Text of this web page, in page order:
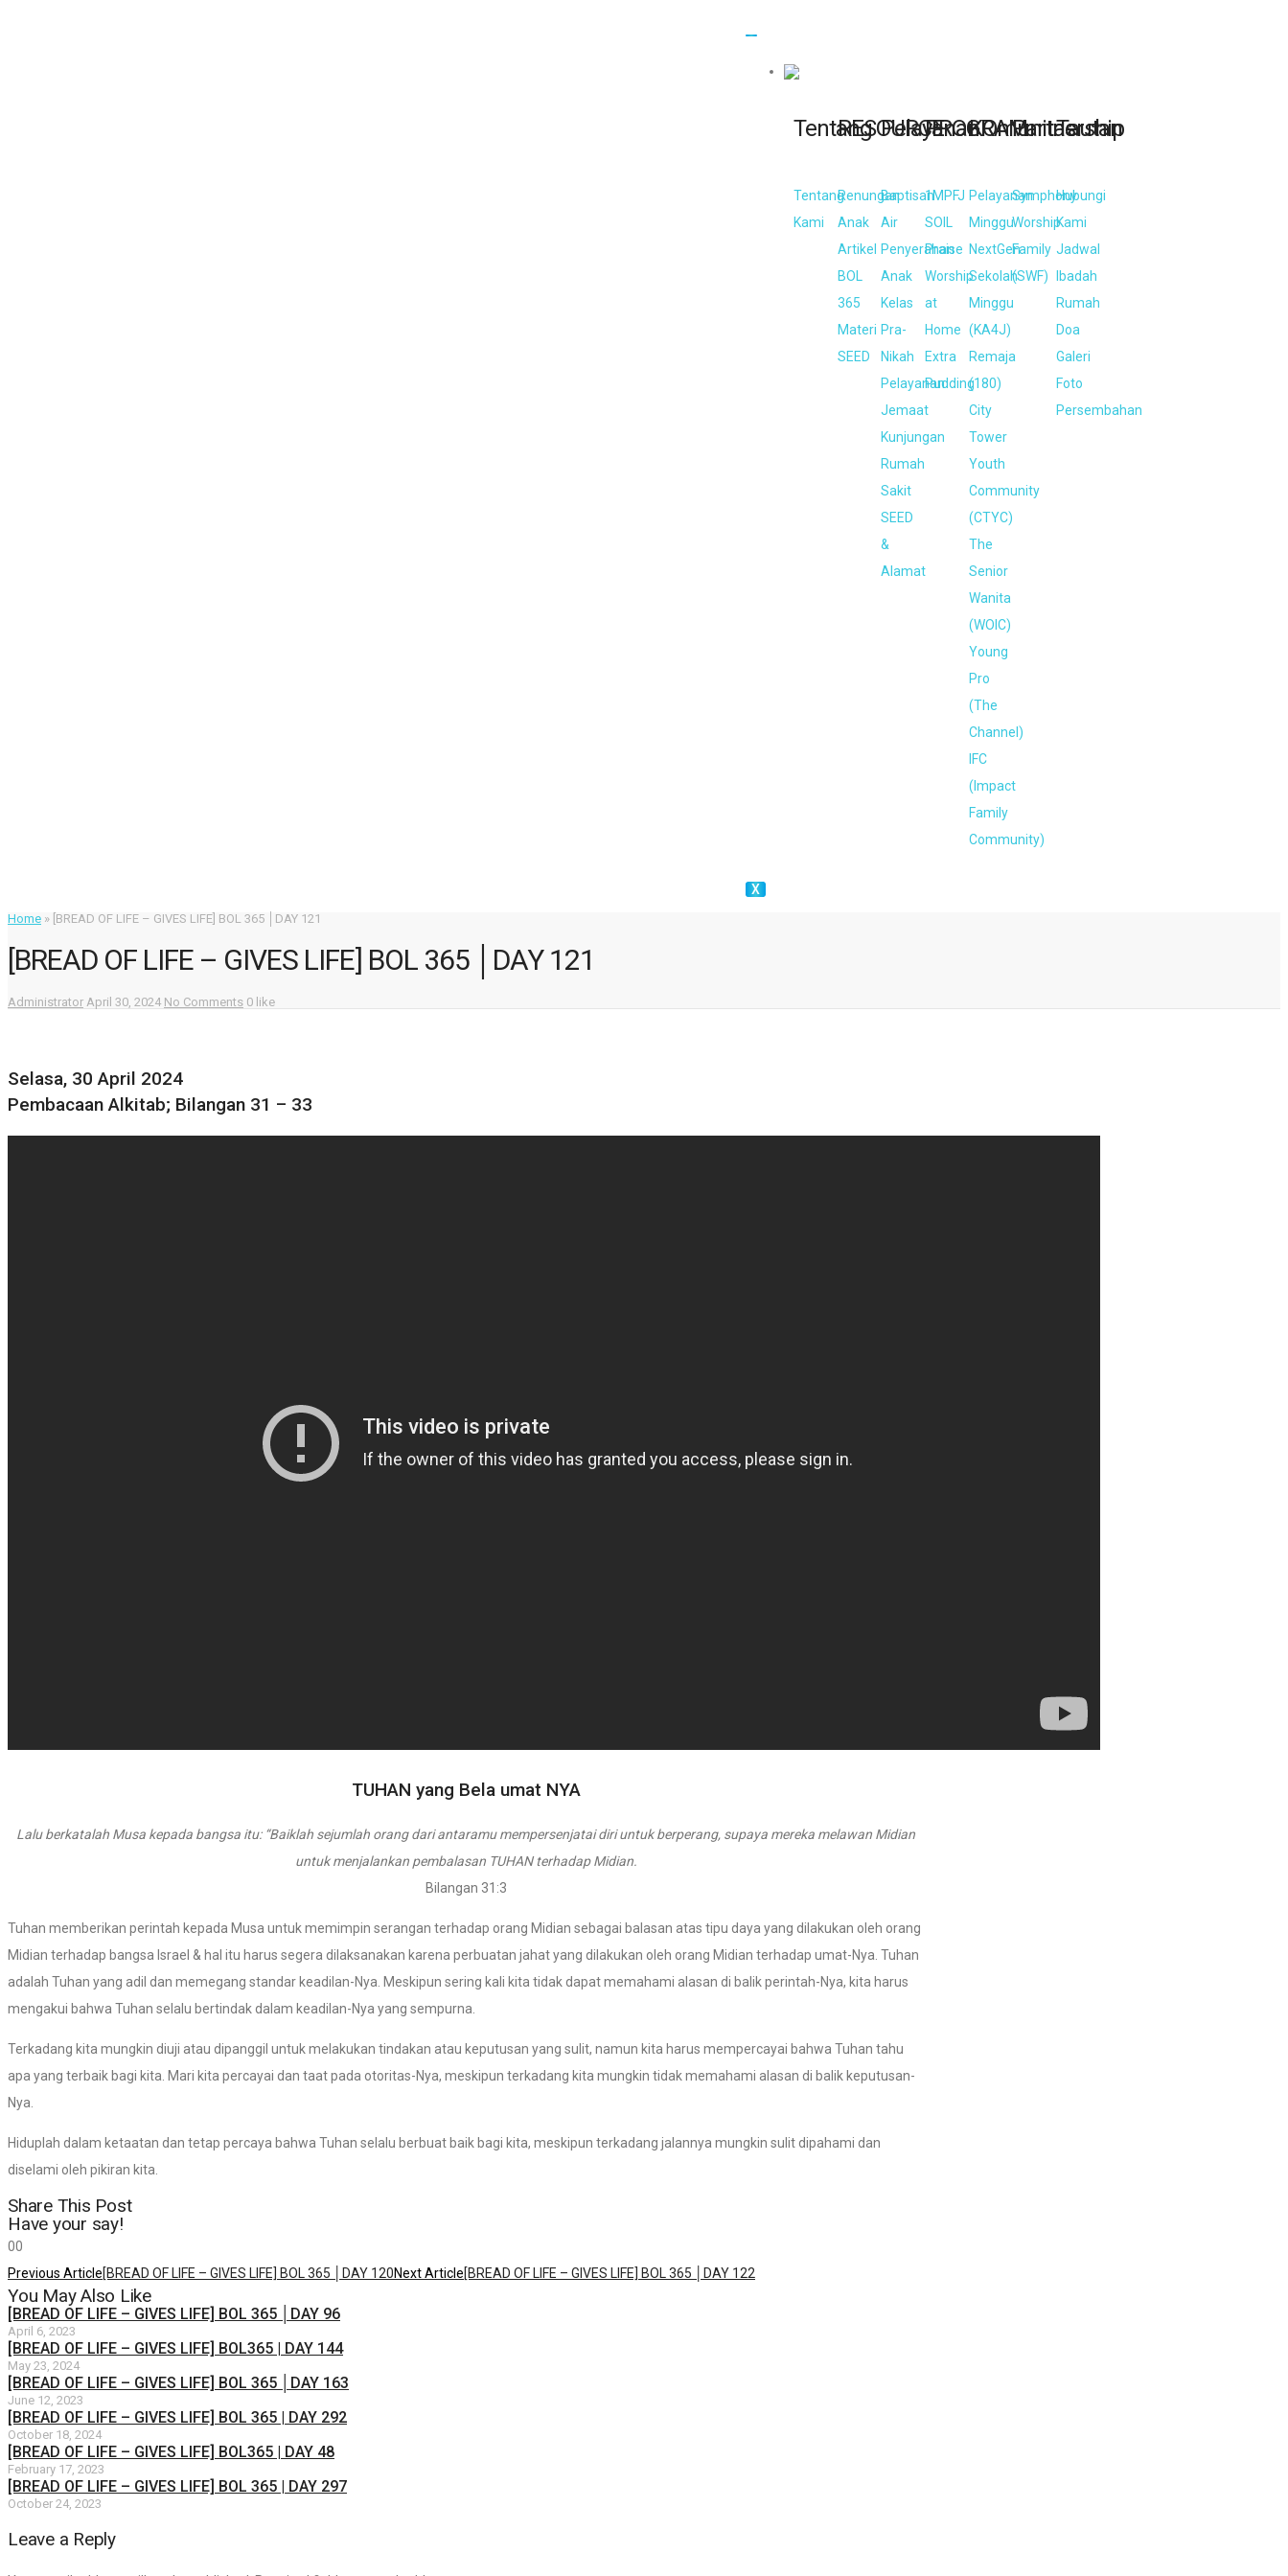
Tentang
Tentang
Kami
RESOURCE
Renungan
Anak
Artikel
BOL
365
Materi
SEED
Pelayanan
Baptisan
Air
Penyerahan
Anak
Kelas
Pra-
Nikah
Pelayanan
Jemaat
Kunjungan
Rumah
Sakit
SEED
&
Alamat
PROGRAM
1MPFJ
SOIL
Praise
Worship
at
Home
Extra
Pudding
KOmunitas
Pelayanan
Minggu
NextGen
Sekolah
Minggu
(KA4J)
Remaja
(180)
City
Tower
Youth
Community
(CTYC)
The
Senior
Wanita
(WOIC)
Young
Pro
(The
Channel)
IFC
(Impact
Family
Community)
Partnership
Symphony
Worship
Family
(SWF)
Tautan
Hubungi
Kami
Jadwal
Ibadah
Rumah
Doa
Galeri
Foto
Persembahan
X
Home » [BREAD OF LIFE – GIVES LIFE] BOL 365 │DAY 121
[BREAD OF LIFE – GIVES LIFE] BOL 365 │DAY 121
Administrator April 30, 2024 No Comments 0 like
Selasa, 30 April 2024
Pembacaan Alkitab; Bilangan 31 – 33
TUHAN yang Bela umat NYA
Lalu berkatalah Musa kepada bangsa itu: “Baiklah sejumlah orang dari antaramu mempersenjatai diri untuk berperang, supaya mereka melawan Midian
untuk menjalankan pembalasan TUHAN terhadap Midian.
Bilangan 31:3
Tuhan memberikan perintah kepada Musa untuk memimpin serangan terhadap orang Midian sebagai balasan atas tipu daya yang dilakukan oleh orang
Midian terhadap bangsa Israel & hal itu harus segera dilaksanakan karena perbuatan jahat yang dilakukan oleh orang Midian terhadap umat-Nya. Tuhan
adalah Tuhan yang adil dan memegang standar keadilan-Nya. Meskipun sering kali kita tidak dapat memahami alasan di balik perintah-Nya, kita harus
mengakui bahwa Tuhan selalu bertindak dalam keadilan-Nya yang sempurna.
Terkadang kita mungkin diuji atau dipanggil untuk melakukan tindakan atau keputusan yang sulit, namun kita harus mempercayai bahwa Tuhan tahu
apa yang terbaik bagi kita. Mari kita percayai dan taat pada otoritas-Nya, meskipun terkadang kita mungkin tidak memahami alasan di balik keputusan-
Nya.
Hiduplah dalam ketaatan dan tetap percaya bahwa Tuhan selalu berbuat baik bagi kita, meskipun terkadang jalannya mungkin sulit dipahami dan
diselami oleh pikiran kita.
Share This Post
Have your say!
00
Previous Article[BREAD OF LIFE – GIVES LIFE] BOL 365 │DAY 120Next Article[BREAD OF LIFE – GIVES LIFE] BOL 365 │DAY 122
You May Also Like
[BREAD OF LIFE – GIVES LIFE] BOL 365 │DAY 96
April 6, 2023
[BREAD OF LIFE – GIVES LIFE] BOL365 | DAY 144
May 23, 2024
[BREAD OF LIFE – GIVES LIFE] BOL 365 │DAY 163
June 12, 2023
[BREAD OF LIFE – GIVES LIFE] BOL 365 | DAY 292
October 18, 2024
[BREAD OF LIFE – GIVES LIFE] BOL365 | DAY 48
February 17, 2023
[BREAD OF LIFE – GIVES LIFE] BOL 365 | DAY 297
October 24, 2023
Leave a Reply